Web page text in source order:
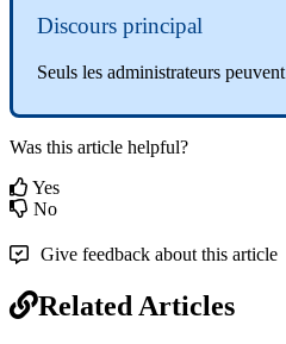
Discours principal
Seuls les administrateurs peuvent
Was this article helpful?
Yes
No
Give feedback about this article
Related Articles